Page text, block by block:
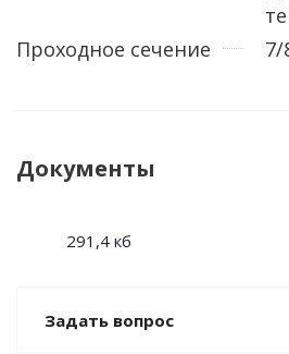
Проходное сечение
7/
Документы
291,4 кб
Задать вопрос